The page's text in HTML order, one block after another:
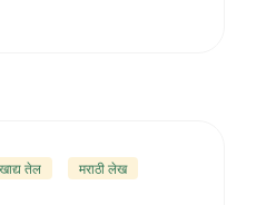
खाद्य तेल मराठी लेख